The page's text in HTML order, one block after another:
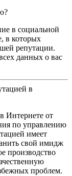
в социальной
в которых
репутации.
данных о вас
в
Интернете от
по управлению
имеет
свой имидж
производство
проблем.